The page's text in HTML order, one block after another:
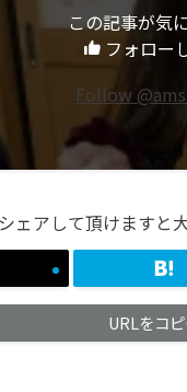
この記事が気
フォロー
Follow
シェアして頂けますと
URLをコ